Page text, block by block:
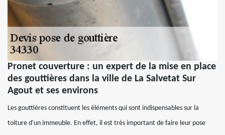
Pronet couverture : un expert de la mise en place
des gouttières dans la ville de La Salvetat Sur
Agout et ses environs
Les gouttières constituent les éléments qui sont indispensables sur la
toiture d'un immeuble. En effet, il est très important de faire leur pose